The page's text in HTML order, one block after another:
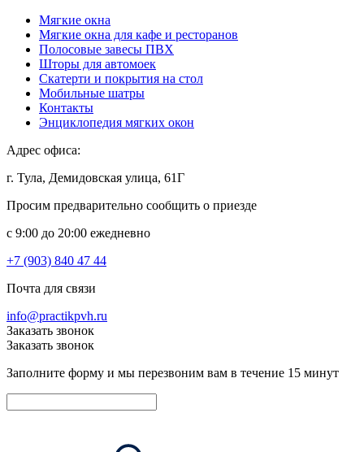
Мягкие окна
Мягкие окна для кафе и ресторанов
Полосовые завесы ПВХ
Шторы для автомоек
Скатерти и покрытия на стол
Мобильные шатры
Контакты
Энциклопедия мягких окон
Адрес офиса:
г. Тула, Демидовская улица, 61Г
Просим предварительно сообщить о приезде
c 9:00 до 20:00 ежедневно
+7 (903) 840 47 44
Почта для связи
info@practikpvh.ru
Заказать звонок
Заказать звонок
Заполните форму и мы перезвоним вам в течение 15 минут